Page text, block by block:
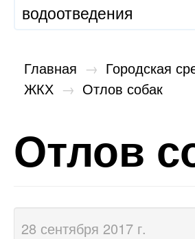
водоотведения
Главная → Городская
ЖКХ → Отлов собак
Отлов
28 сентября 2017 г.